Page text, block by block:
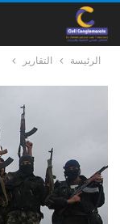
الرئيسة التقارير